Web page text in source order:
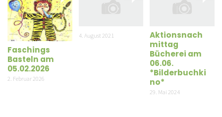
Faschings
Basteln am
05.02.2026
2. Februar 2026
4. August 2021
Aktionsnach
mittag
Bücherei am
06.06.
*Bilderbuchki
no*
29. Mai 2024